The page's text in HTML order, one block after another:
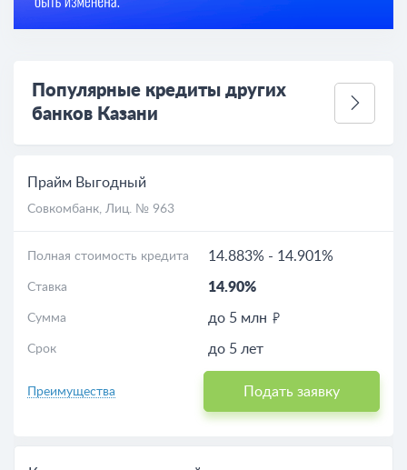
Популярные кредиты других
банков Казани
Прайм Выгодный
Совкомбанк, Лиц. № 963
Полная стоимость кредита 14.883% - 14.901%
Ставка 14.90%
Сумма до 5 млн
Срок до 5 лет
Преимущества Подать заявку